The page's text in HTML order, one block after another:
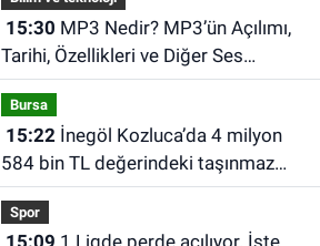
Bilim ve teknoloji
15:30MP3 Nedir? MP3’ün Açılımı,
Tarihi, Özellikleri ve Diğer Ses
Dosyalarından Farkları
Bursa
15:22İnegöl Kozluca’da 4 milyon
584 bin TL değerindeki taşınmaz
icradan satışta
Spor